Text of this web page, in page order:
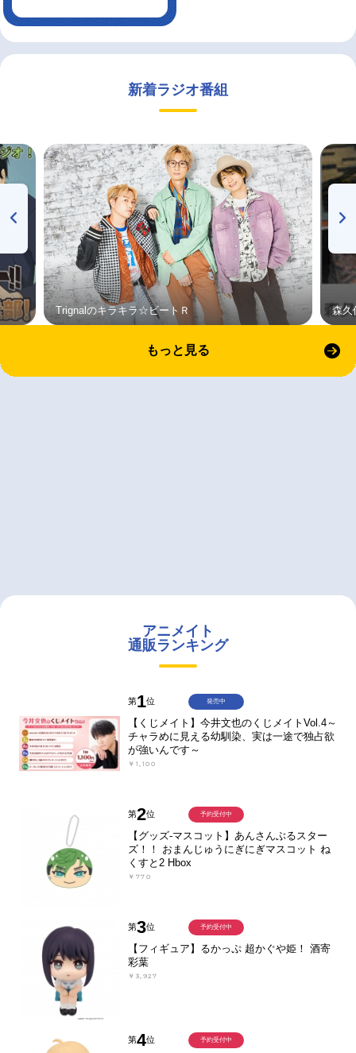
新着ラジオ番組
Trignalのキラキラ☆ビートＲ 森久
もっと見る
アニメイト
通販ランキング
第1位
【くじメイト】今井文也のくじメイトVol.4～
チャラめに見える幼馴染、実は一途で独占欲
が強いんです～
￥1,100
発売中
第2位
【グッズ-マスコット】あんさんぶるスター
ズ！！ おまんじゅうにぎにぎマスコット ね
くすと2 Hbox
￥770
予約受付中
第3位
【フィギュア】るかっぷ 超かぐや姫！ 酒寄
彩葉
￥3,927
予約受付中
第4位 予約受付中